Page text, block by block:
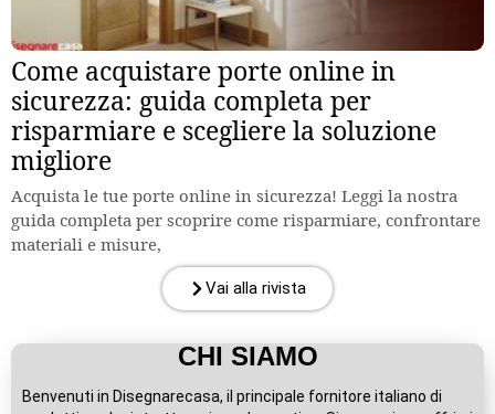
Come acquistare porte online in
sicurezza: guida completa per
risparmiare e scegliere la soluzione
migliore
Acquista le tue porte online in sicurezza! Leggi la nostra
guida completa per scoprire come risparmiare, confrontare
materiali e misure,
Vai alla rivista
CHI SIAMO
Benvenuti in Disegnarecasa, il principale fornitore italiano di